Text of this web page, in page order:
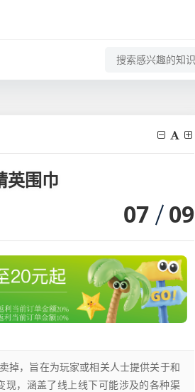
英围巾
07 09
掉，旨在为玩家或相关人士提供关于和
，涵盖了线上线下可能涉及的各种渠